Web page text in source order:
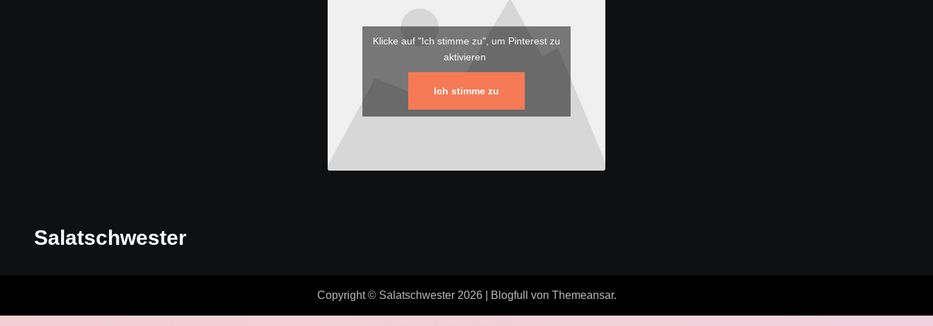
Klicke auf "Ich stimme zu", um Pinterest zu
aktivieren
Ich stimme zu
Salatschwester
Copyright © Salatschwester 2026 Blogfull von Themeansar.